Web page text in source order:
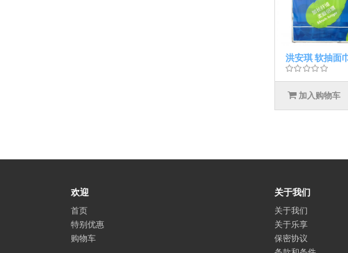
洪安琪 软抽面
加入购物车
欢迎
首页
特别优惠
购物车
关于我们
关于我们
关于乐享
保密协议